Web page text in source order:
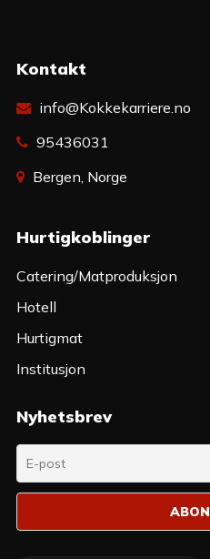
Kontakt
info@Kokkekarriere.no
95436031
Bergen, Norge
Hurtigkoblinger
Catering/Matproduksjon
Hotell
Hurtigmat
Institusjon
Nyhetsbrev